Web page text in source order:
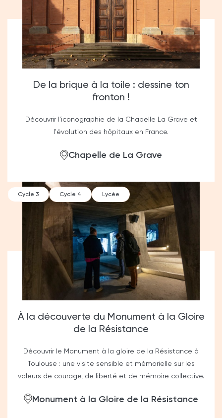
De la brique à la toile : dessine ton
fronton !
Découvrir l'iconographie de la Chapelle La Grave et
l'évolution des hôpitaux en France.
Chapelle de La Grave
Cycle 3 Cycle 4 Lycée
À la découverte du Monument à la Gloire
de la Résistance
Découvrir le Monument à la gloire de la Résistance à
Toulouse : une visite sensible et mémorielle sur les
valeurs de courage, de liberté et de mémoire collective.
Monument à la Gloire de la Résistance